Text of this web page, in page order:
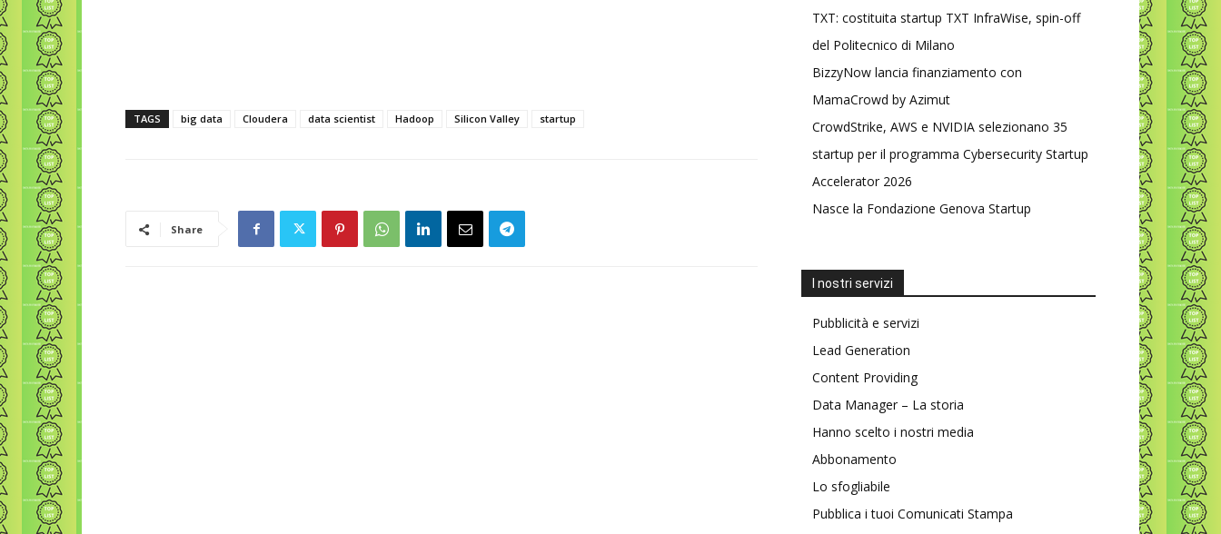
TAGS big data Cloudera data scientist Hadoop Silicon Valley startup
Share
TXT: costituita startup TXT InfraWise, spin-off
del Politecnico di Milano
BizzyNow lancia finanziamento con
MamaCrowd by Azimut
CrowdStrike, AWS e NVIDIA selezionano 35
startup per il programma Cybersecurity Startup
Accelerator 2026
Nasce la Fondazione Genova Startup
I nostri servizi
Pubblicità e servizi
Lead Generation
Content Providing
Data Manager – La storia
Hanno scelto i nostri media
Abbonamento
Lo sfogliabile
Pubblica i tuoi Comunicati Stampa